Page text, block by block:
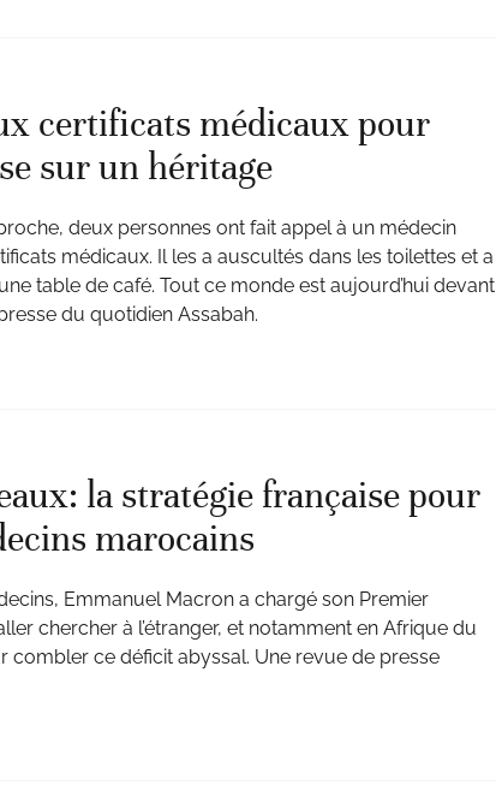
certificats médicaux pour
sur un héritage
deux personnes ont fait appel à un médecin
médicaux. Il les a auscultés dans les toilettes et a
table de café. Tout ce monde est aujourd’hui devant
du quotidien Assabah.
la stratégie française pour
marocains
Emmanuel Macron a chargé son Premier
chercher à l’étranger, et notamment en Afrique du
combler ce déficit abyssal. Une revue de presse